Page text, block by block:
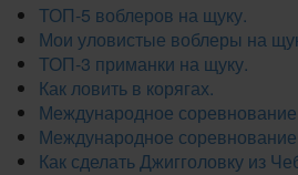
ТОП-5 воблеров на щуку.
Мои уловистые воблеры на
ТОП-3 приманки на щуку.
Как ловить в корягах.
Международное
Международное
Как сделать Джигголовку из